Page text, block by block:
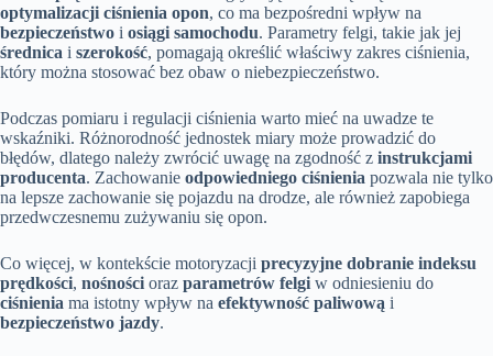
optymalizacji ciśnienia opon, co ma bezpośredni wpływ na
bezpieczeństwo i osiągi samochodu. Parametry felgi, takie jak jej
średnica i szerokość, pomagają określić właściwy zakres ciśnienia,
który można stosować bez obaw o niebezpieczeństwo.
Podczas pomiaru i regulacji ciśnienia warto mieć na uwadze te
wskaźniki. Różnorodność jednostek miary może prowadzić do
błędów, dlatego należy zwrócić uwagę na zgodność z instrukcjami
producenta. Zachowanie odpowiedniego ciśnienia pozwala nie tylko
na lepsze zachowanie się pojazdu na drodze, ale również zapobiega
przedwczesnemu zużywaniu się opon.
Co więcej, w kontekście motoryzacji precyzyjne dobranie indeksu
prędkości, nośności oraz parametrów felgi w odniesieniu do
ciśnienia ma istotny wpływ na efektywność paliwową i
bezpieczeństwo jazdy.